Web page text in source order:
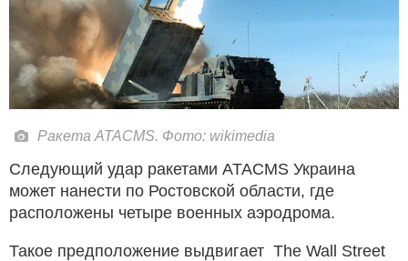
Ракета ATACMS. Фото: wikimedia
Следующий удар ракетами ATACMS Украина
может нанести по Ростовской области, где
расположены четыре военных аэродрома.
Такое предположение выдвигает The Wall Street